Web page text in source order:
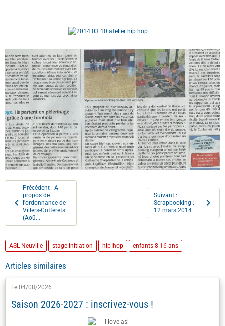
Précédent : A
propos de
l'ordonnance de
Villers-Cotterets
(Aoû...
Suivant :
Scrapbooking :
12 mars 2014
ASL Neuville stage initiation hip-hop enfants 8-16 ans
Articles similaires
Le 04/08/2026
Saison 2026-2027 : inscrivez-vous !